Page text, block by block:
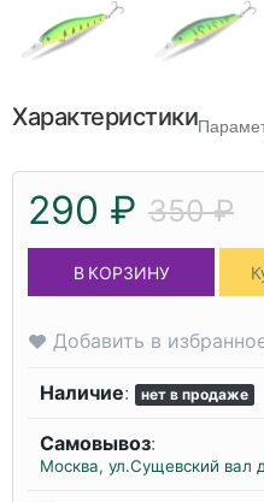
Характеристики
290 ₽ 350 ₽
В КОРЗИНУ
Добавить в
Наличие: нет в продаже
Самовывоз:
Москва, ул.Сущевский вал